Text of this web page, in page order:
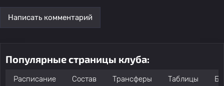
Написать комментарий
Популярные страницы клуба:
Расписание Состав Трансферы Таблицы